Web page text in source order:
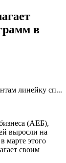
в
линейку сп...
(АЕБ),
выросли на
марте этого
своим